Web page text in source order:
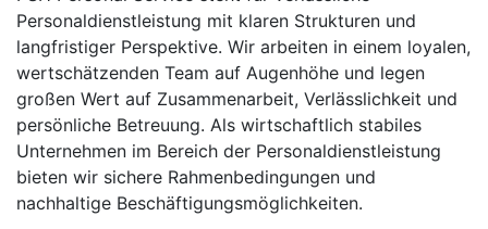
Personaldienstleistung mit klaren Strukturen und
langfristiger Perspektive. Wir arbeiten in einem loyalen,
wertschätzenden Team auf Augenhöhe und legen
großen Wert auf Zusammenarbeit, Verlässlichkeit und
persönliche Betreuung. Als wirtschaftlich stabiles
Unternehmen im Bereich der Personaldienstleistung
bieten wir sichere Rahmenbedingungen und
nachhaltige Beschäftigungsmöglichkeiten.